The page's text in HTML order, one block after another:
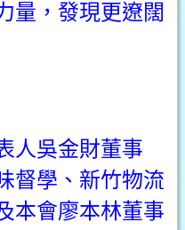
量，發現更遼闊
人吳金財董事
督學、新竹物流
本會廖本林董事